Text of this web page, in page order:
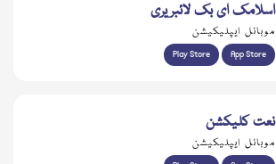
اسلامک ای بک لائبریری
موبائل ایپلیکیشن
Play Store App Store
نعت کلیکشن
موبائل ایپلیکیشن